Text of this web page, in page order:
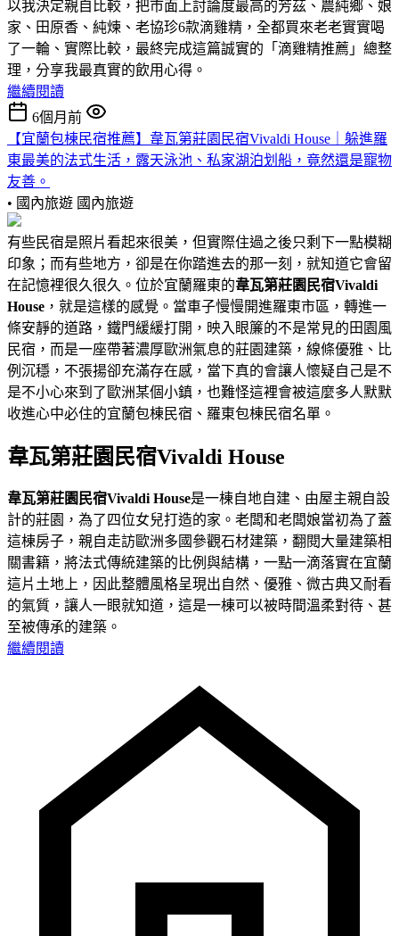
以我決定親自比較，把市面上討論度最高的芳茲、農純鄉、娘
家、田原香、純煉、老協珍6款滴雞精，全都買來老老實實喝
了一輪、實際比較，最終完成這篇誠實的「滴雞精推薦」總整
理，分享我最真實的飲用心得。
繼續閱讀
6個月前
【宜蘭包棟民宿推薦】韋瓦第莊園民宿Vivaldi House｜躲進羅
東最美的法式生活，露天泳池、私家湖泊划船，竟然還是寵物
友善。
• 國內旅遊 國內旅遊
有些民宿是照片看起來很美，但實際住過之後只剩下一點模糊
印象；而有些地方，卻是在你踏進去的那一刻，就知道它會留
在記憶裡很久很久。位於宜蘭羅東的韋瓦第莊園民宿Vivaldi
House ，就是這樣的感覺。當車子慢慢開進羅東市區，轉進一
條安靜的道路，鐵門緩緩打開，映入眼簾的不是常見的田園風
民宿，而是一座帶著濃厚歐洲氣息的莊園建築，線條優雅、比
例沉穩，不張揚卻充滿存在感，當下真的會讓人懷疑自己是不
是不小心來到了歐洲某個小鎮，也難怪這裡會被這麼多人默默
收進心中必住的宜蘭包棟民宿、羅東包棟民宿名單。
韋瓦第莊園民宿Vivaldi House
韋瓦第莊園民宿Vivaldi House是一棟自地自建、由屋主親自設
計的莊園，為了四位女兒打造的家。老闆和老闆娘當初為了蓋
這棟房子，親自走訪歐洲多國參觀石材建築，翻閱大量建築相
關書籍，將法式傳統建築的比例與結構，一點一滴落實在宜蘭
這片土地上，因此整體風格呈現出自然、優雅、微古典又耐看
的氣質，讓人一眼就知道，這是一棟可以被時間溫柔對待、甚
至被傳承的建築。
繼續閱讀